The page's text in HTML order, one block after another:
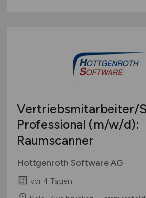
Vertriebsmitarbeiter/
Professional (m/w/d):
Raumscanner
Hottgenroth Software AG
vor 4 Tagen